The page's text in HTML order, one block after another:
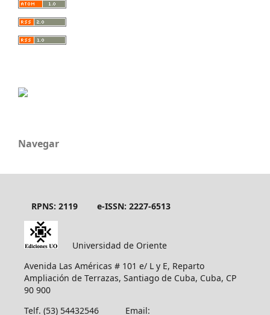
Navegar
RPNS: 2119 e-ISSN: 2227-6513
Universidad de Oriente
Avenida Las Américas # 101 e/ L y E, Reparto
Ampliación de Terrazas, Santiago de Cuba, Cuba, CP
90 900
Telf. (53) 54432546 Email: